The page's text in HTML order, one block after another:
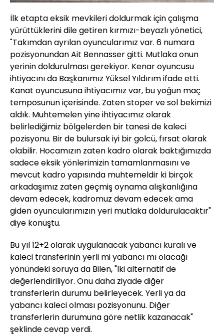
İlk etapta eksik mevkileri doldurmak için çalışma
yürüttüklerini dile getiren kırmızı-beyazlı yönetici,
"Takımdan ayrılan oyuncularımız var. 6 numara
pozisyonundan Ait Bennasser gitti. Mutlaka onun
yerinin doldurulması gerekiyor. Kenar oyuncusu
ihtiyacını da Başkanımız Yüksel Yıldırım ifade etti.
Kanat oyuncusuna ihtiyacımız var, bu yoğun maç
temposunun içerisinde. Zaten stoper ve sol bekimizi
aldık. Muhtemelen yine ihtiyacımız olarak
belirlediğimiz bölgelerden bir tanesi de kaleci
pozisyonu. Bir de bulursak iyi bir golcü, fırsat olarak
olabilir. Hocamızın zaten kadro olarak baktığımızda
sadece eksik yönlerimizin tamamlanmasını ve
mevcut kadro yapısında muhtemeldir ki birçok
arkadaşımız zaten geçmiş oynama alışkanlığına
devam edecek, kadromuz devam edecek ama
giden oyuncularımızın yeri mutlaka doldurulacaktır"
diye konuştu.
Bu yıl 12+2 olarak uygulanacak yabancı kuralı ve
kaleci transferinin yerli mi yabancı mı olacağı
yönündeki soruya da Bilen, "İki alternatif de
değerlendiriliyor. Onu daha ziyade diğer
transferlerin durumu belirleyecek. Yerli ya da
yabancı kaleci olması pozisyonunu. Diğer
transferlerin durumuna göre netlik kazanacak"
şeklinde cevap verdi.